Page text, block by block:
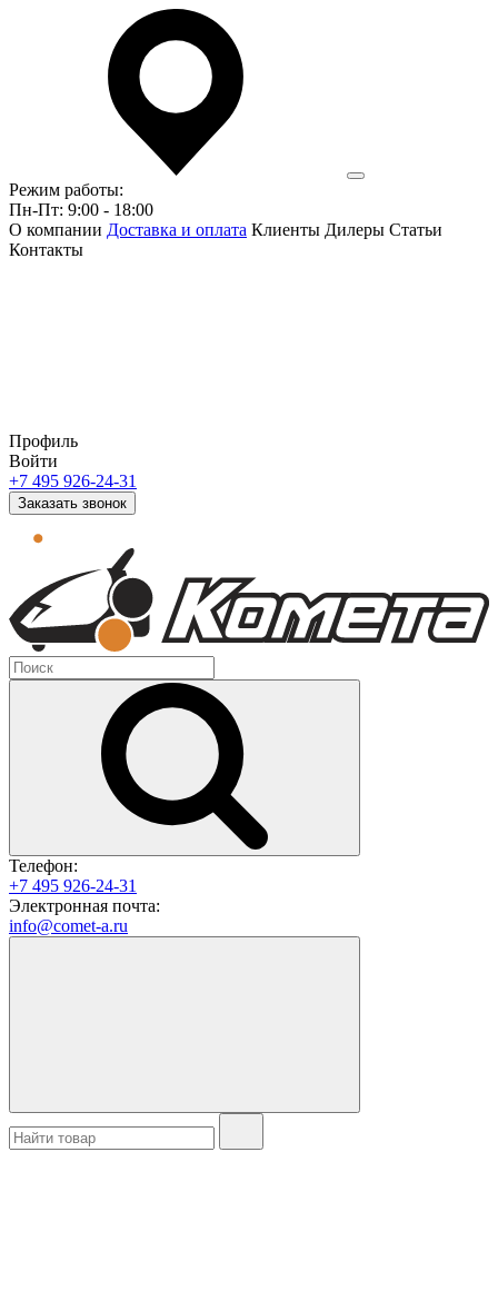
Режим работы:
Пн-Пт: 9:00 - 18:00
О компании Доставка и оплата Клиенты Дилеры Статьи
Контакты
Профиль
Войти
+7 495 926-24-31
Заказать звонок
Телефон:
+7 495 926-24-31
Электронная почта:
info@comet-a.ru